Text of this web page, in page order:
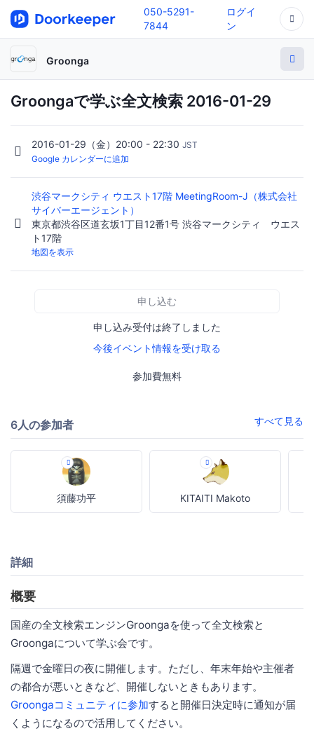
050-5291-
7844
ログイ
ン
Groonga
Groongaで学ぶ全文検索 2016-01-29
2016-01-29（金）20:00 - 22:30 JST
Google カレンダーに追加
渋谷マークシティ ウエスト17階 MeetingRoom-J（株式会社
サイバーエージェント）
東京都渋谷区道玄坂1丁目12番1号 渋谷マークシティ ウエス
ト17階
地図を表示
申し込む
申し込み受付は終了しました
今後イベント情報を受け取る
参加費無料
6人の参加者 すべて見る
須藤功平 KITAITI Makoto
詳細
概要
国産の全文検索エンジンGroongaを使って全文検索と
Groongaについて学ぶ会です。
隔週で金曜日の夜に開催します。ただし、年末年始や主催者
の都合が悪いときなど、開催しないときもあります。
Groongaコミュニティに参加すると開催日決定時に通知が届
くようになるので活用してください。